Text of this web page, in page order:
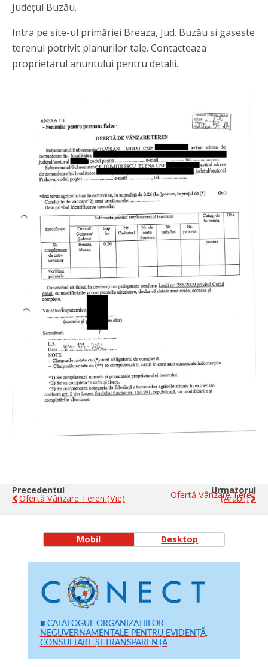
Județul Buzău.
Intra pe site-ul primăriei Breaza, Jud. Buzău si gaseste
terenul potrivit planurilor tale. Contacteaza
proprietarul anuntului pentru detalii.
Precedentul
Ofertă Vânzare Teren (vie)
Urmatorul
Ofertă Vânzare Teren
(arabil)
Mobil Desktop
■ CATALOGUL ORGANIZAȚIILOR
NEGUVERNAMENTALE PENTRU EVIDENȚĂ,
CONSULTARE ȘI TRANSPARENȚĂ